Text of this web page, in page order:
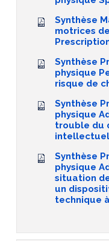
Synthèse
motrices
Synthèse
physique
risque de
Synthèse
physique
trouble du
intellectuel
Synthèse
physique
situation
un
technique